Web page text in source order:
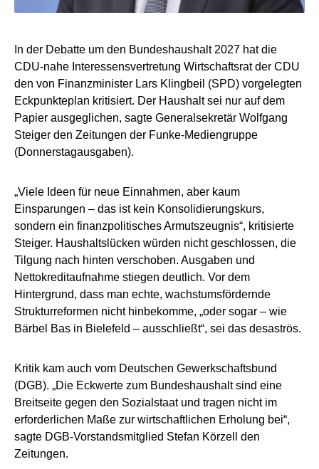
In der Debatte um den Bundeshaushalt 2027 hat die
CDU-nahe Interessensvertretung Wirtschaftsrat der CDU
den von Finanzminister Lars Klingbeil (SPD) vorgelegten
Eckpunkteplan kritisiert. Der Haushalt sei nur auf dem
Papier ausgeglichen, sagte Generalsekretär Wolfgang
Steiger den Zeitungen der Funke-Mediengruppe
(Donnerstagausgaben).
„Viele Ideen für neue Einnahmen, aber kaum
Einsparungen – das ist kein Konsolidierungskurs,
sondern ein finanzpolitisches Armutszeugnis“, kritisierte
Steiger. Haushaltslücken würden nicht geschlossen, die
Tilgung nach hinten verschoben. Ausgaben und
Nettokreditaufnahme stiegen deutlich. Vor dem
Hintergrund, dass man echte, wachstumsfördernde
Strukturreformen nicht hinbekomme, „oder sogar – wie
Bärbel Bas in Bielefeld – ausschließt“, sei das desaströs.
Kritik kam auch vom Deutschen Gewerkschaftsbund
(DGB). „Die Eckwerte zum Bundeshaushalt sind eine
Breitseite gegen den Sozialstaat und tragen nicht im
erforderlichen Maße zur wirtschaftlichen Erholung bei“,
sagte DGB-Vorstandsmitglied Stefan Körzell den
Zeitungen.